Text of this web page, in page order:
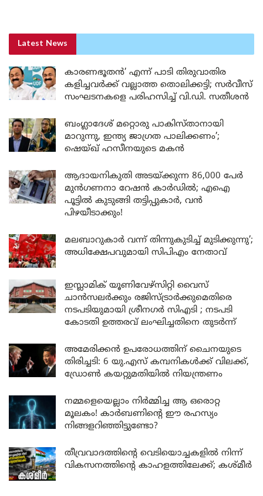
Latest News
കാരണഭൂതൻ’ എന്ന് പാടി തിരുവാതിര
കളിച്ചവർക്ക് വല്ലാത്ത തൊലിക്കട്ടി; സർവീസ്
സംഘടനകളെ പരിഹസിച്ച് വി.ഡി. സതീശൻ
ബംഗ്ലാദേശ് മറ്റൊരു പാകിസ്താനായി
മാറുന്നു, ഇന്ത്യ ജാഗ്രത പാലിക്കണം’;
ഷെയ്ഖ് ഹസീനയുടെ മകൻ
ആദായനികുതി അടയ്ക്കുന്ന 86,000 പേർ
മുൻഗണനാ റേഷൻ കാർഡിൽ; എഐ
പൂട്ടിൽ കുടുങ്ങി തട്ടിപ്പുകാർ, വൻ
പിഴയീടാക്കും!
മലബാറുകാർ വന്ന് തിന്നുകുടിച്ച് മുടിക്കുന്നു’;
അധിക്ഷേപവുമായി സിപിഎം നേതാവ്
ഇസ്ലാമിക് യൂണിവേഴ്സിറ്റി വൈസ്
ചാൻസലർക്കും രജിസ്ട്രാർക്കുമെതിരെ
നടപടിയുമായി ശ്രീനഗർ സിഎടി ; നടപടി
കോടതി ഉത്തരവ് ലംഘിച്ചതിനെ തുടർന്ന്
അമേരിക്കൻ ഉപരോധത്തിന് ചൈനയുടെ
തിരിച്ചടി: 6 യു.എസ് കമ്പനികൾക്ക് വിലക്ക്,
ഡ്രോൺ കയറ്റുമതിയിൽ നിയന്ത്രണം
നമ്മളെയെല്ലാം നിർമ്മിച്ച ആ ഒരൊറ്റ
മൂലകം! കാർബണിന്റെ ഈ രഹസ്യം
നിങ്ങളറിഞ്ഞിട്ടുണ്ടോ?
തീവ്രവാദത്തിന്റെ വെടിയൊച്ചകളിൽ നിന്ന്
വികസനത്തിന്റെ കാഹളത്തിലേക്ക്; കശ്മീർ